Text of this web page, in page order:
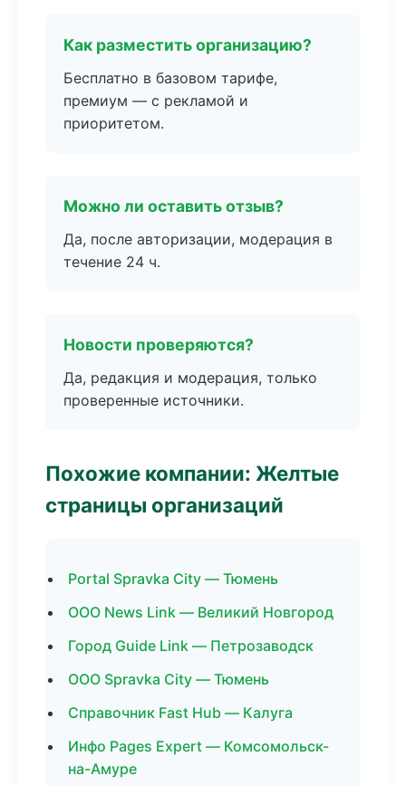
Как разместить организацию?
Бесплатно в базовом тарифе,
премиум — с рекламой и
приоритетом.
Можно ли оставить отзыв?
Да, после авторизации, модерация в
течение 24 ч.
Новости проверяются?
Да, редакция и модерация, только
проверенные источники.
Похожие компании: Желтые
страницы организаций
Portal Spravka City — Тюмень
ООО News Link — Великий Новгород
Город Guide Link — Петрозаводск
ООО Spravka City — Тюмень
Справочник Fast Hub — Калуга
Инфо Pages Expert — Комсомольск-
на-Амуре